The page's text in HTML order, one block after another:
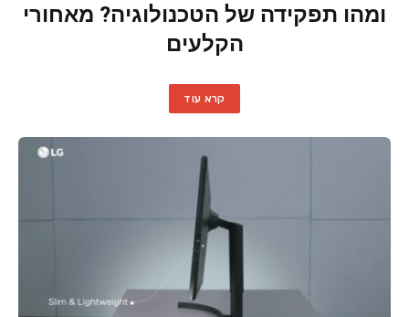
ומהו תפקידה של הטכנולוגיה? מאחורי
הקלעים
קרא עוד